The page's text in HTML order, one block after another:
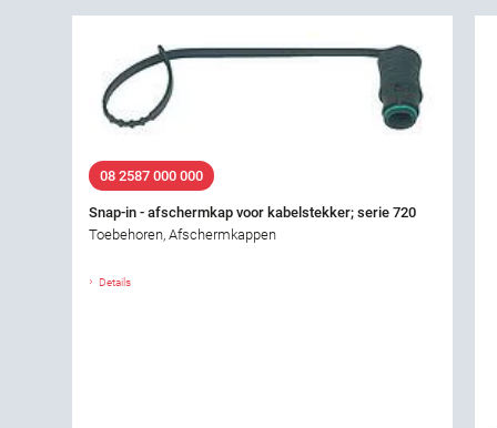
08 2587 000 000
Snap-in - afschermkap voor kabelstekker; serie 720
Toebehoren, Afschermkappen
Details